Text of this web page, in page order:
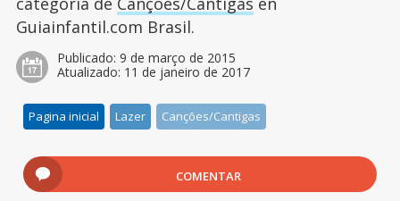
Guiainfantil.com Brasil.
Publicado: 9 de março de 2015
Atualizado: 11 de janeiro de 2017
Pagina inicial Lazer Canções/Cantigas
COMENTAR